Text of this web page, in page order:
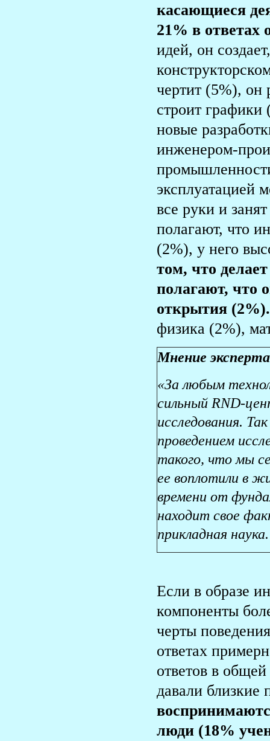
касающиеся
21% в ответах
идей, он
чертит (5%), он
строит графики
новые
инженером-
эксплуатацией
все руки и
полагают, что
(2%), у него
том, что
полагают, что
открытия (2%).
физика (2%),
Мнение
«За любым
сильный RND-
исследования.
проведением
такого, что мы
ее воплотили в
времени от
находит свое
прикладная наука.
Если в образе
компоненты
черты
ответах
ответов в
давали
люди (18%